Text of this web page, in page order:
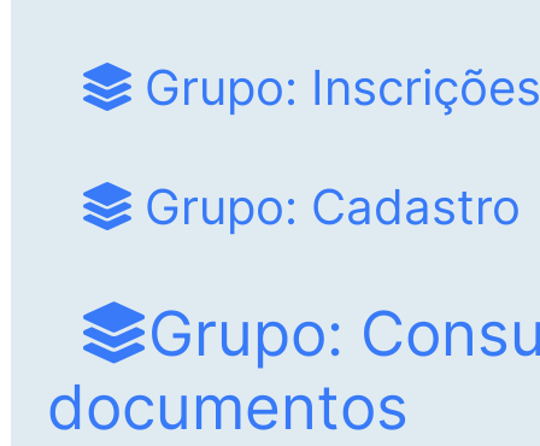
Grupo: Inscrições
Grupo: Cadastro
Grupo:
documentos